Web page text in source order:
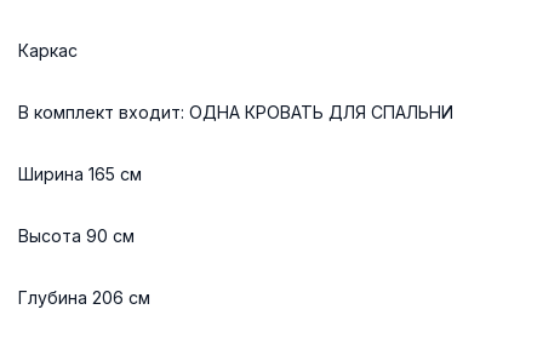
Каркас
В комплект входит: ОДНА КРОВАТЬ ДЛЯ СПАЛЬНИ
Ширина 165 см
Высота 90 см
Глубина 206 см